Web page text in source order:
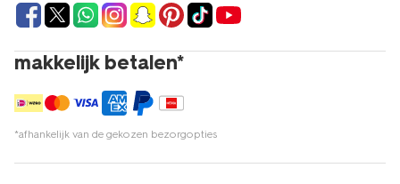
makkelijk betalen*
*afhankelijk van de gekozen bezorgopties